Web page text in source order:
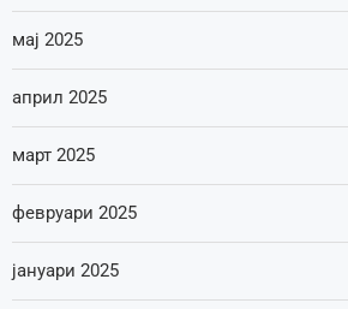
мај 2025
април 2025
март 2025
февруари 2025
јануари 2025